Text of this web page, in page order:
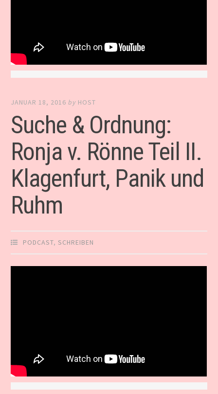
JANUAR 18, 2016 by HOST
Suche & Ordnung:
Ronja v. Rönne Teil II.
Klagenfurt, Panik und
Ruhm
PODCAST,SCHREIBEN